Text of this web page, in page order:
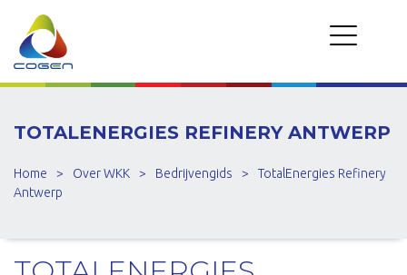
TOTALENERGIES REFINERY ANTWERP
Home > Over WKK > Bedrijvengids >
TotalEnergies Refinery
Antwerp